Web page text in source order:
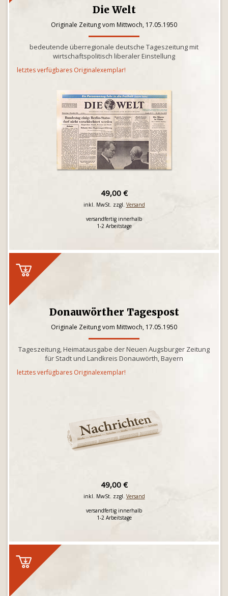
Die Welt
Originale Zeitung vom Mittwoch, 17.05.1950
bedeutende überregionale deutsche Tageszeitung mit
wirtschaftspolitisch liberaler Einstellung
letztes verfügbares Originalexemplar!
49,00 €
inkl. MwSt. zzgl. Versand
versandfertig innerhalb
1-2 Arbeitstage
Donauwörther Tagespost
Originale Zeitung vom Mittwoch, 17.05.1950
Tageszeitung, Heimatausgabe der Neuen Augsburger Zeitung
für Stadt und Landkreis Donauwörth, Bayern
letztes verfügbares Originalexemplar!
49,00 €
inkl. MwSt. zzgl. Versand
versandfertig innerhalb
1-2 Arbeitstage